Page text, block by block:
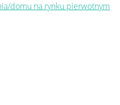
domu na rynku pierwotnym
marzenia